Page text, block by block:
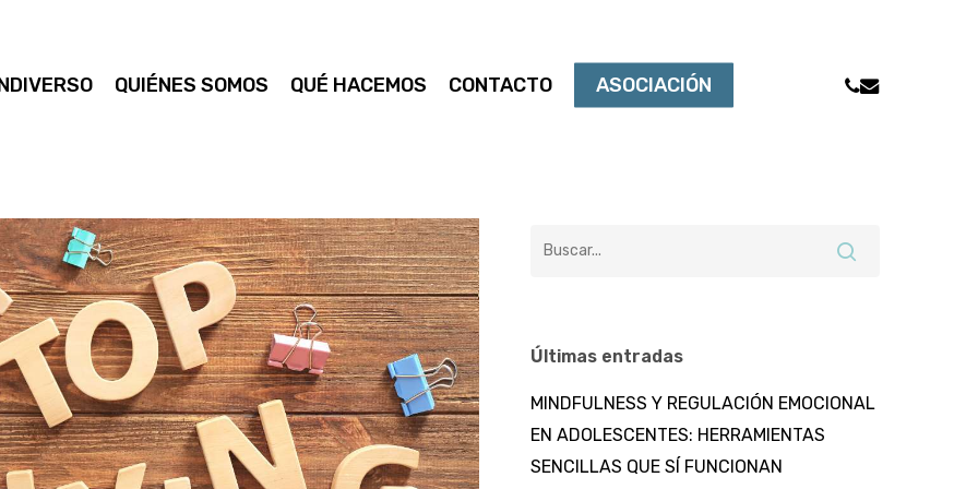
QUIÉNES SOMOS QUÉ HACEMOS CONTACTO ASOCIACIÓN PHONE
EMAIL
Últimas entradas
MINDFULNESS Y REGULACIÓN EMOCIONAL
EN ADOLESCENTES: HERRAMIENTAS
SENCILLAS QUE SÍ FUNCIONAN